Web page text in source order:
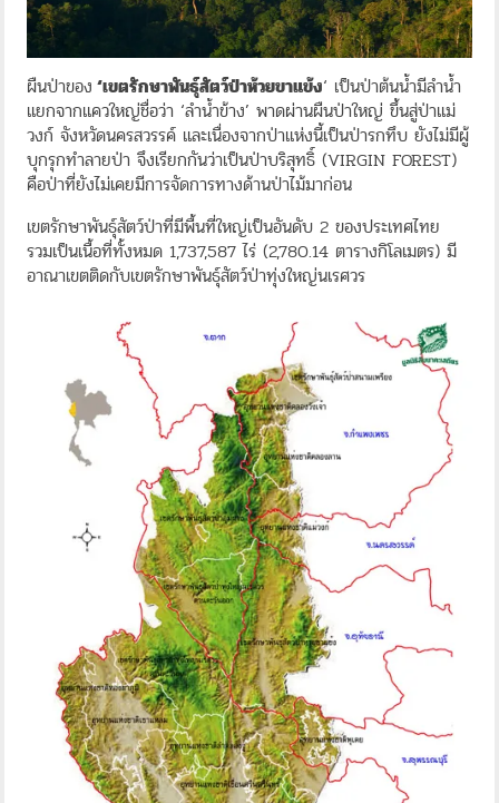
ผืนป่าของ ‘เขตรักษาพันธุ์สัตว์ป่าห้วยขาแข้ง‘ เป็นป่าต้นน้ำมีลำน้ำ
แยกจากแควใหญ่ชื่อว่า ‘ลำน้ำข้าง’ พาดผ่านผืนป่าใหญ่ ขึ้นสู่ป่าแม่
วงก์ จังหวัดนครสวรรค์ และเนื่องจากป่าแห่งนี้เป็นป่ารกทึบ ยังไม่มีผู้
บุกรุกทำลายป่า จึงเรียกกันว่าเป็นป่าบริสุทธิ์ (VIRGIN FOREST)
คือป่าที่ยังไม่เคยมีการจัดการทางด้านป่าไม้มาก่อน
เขตรักษาพันธุ์สัตว์ป่าที่มีพื้นที่ใหญ่เป็นอันดับ 2 ของประเทศไทย
รวมเป็นเนื้อที่ทั้งหมด 1,737,587 ไร่ (2,780.14 ตารางกิโลเมตร) มี
อาณาเขตติดกับเขตรักษาพันธุ์สัตว์ป่าทุ่งใหญ่นเรศวร